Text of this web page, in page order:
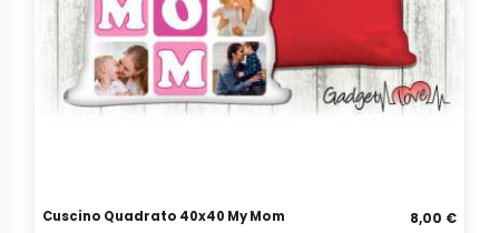
Cuscino Quadrato 40x40 My Mom 8,00 €